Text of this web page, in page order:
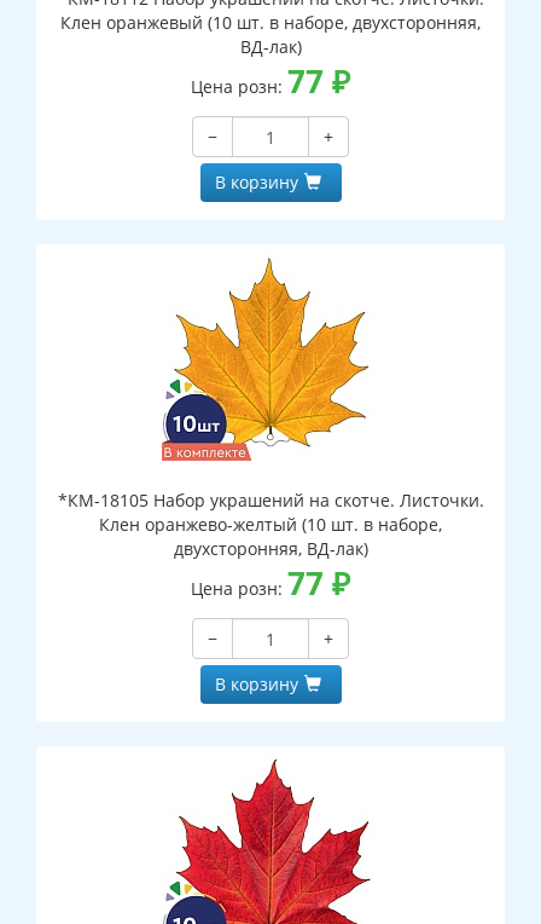
Клен оранжевый (10 шт. в наборе, двухсторонняя,
ВД-лак)
Цена розн: 77 ₽
−
+
В корзину
*КМ-18105 Набор украшений на скотче. Листочки.
Клен оранжево-желтый (10 шт. в наборе,
двухсторонняя, ВД-лак)
Цена розн: 77 ₽
−
+
В корзину